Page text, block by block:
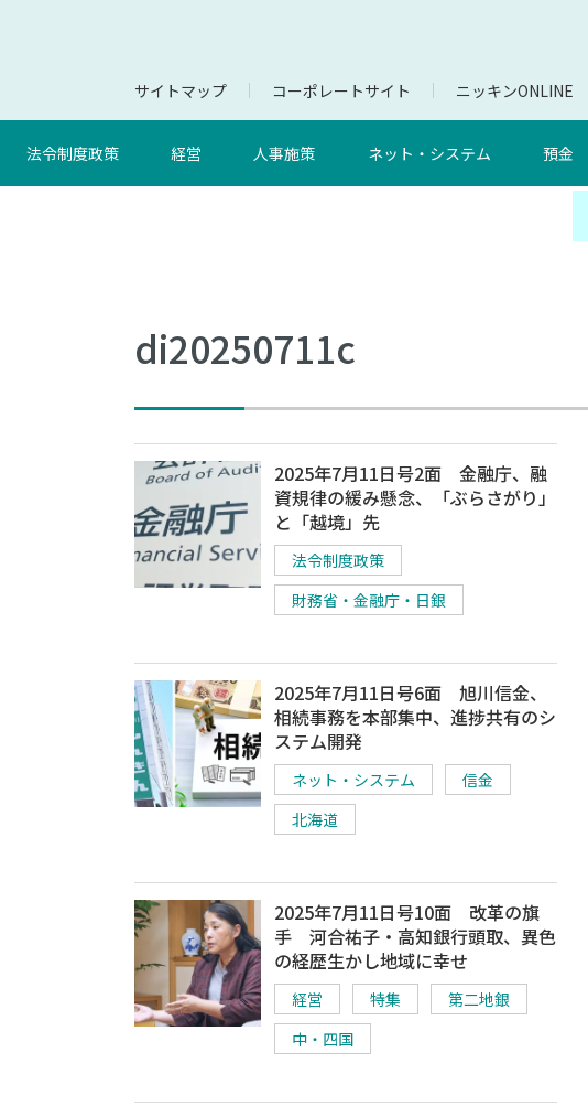
サイトマップ コーポレートサイト ニッキンONLINE
法令制度政策 経営 人事施策 ネット・システム 預金
di20250711c
2025年7月11日号2面 金融庁、融
資規律の緩み懸念、「ぶらさがり」
と「越境」先
法令制度政策
財務省・金融庁・日銀
2025年7月11日号6面 旭川信金、
相続事務を本部集中、進捗共有のシ
ステム開発
ネット・システム
信金
北海道
2025年7月11日号10面 改革の旗
手 河合祐子・高知銀行頭取、異色
の経歴生かし地域に幸せ
経営 特集
第二地銀
中・四国